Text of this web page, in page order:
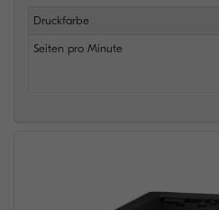
Druckfarbe
Seiten pro Minute